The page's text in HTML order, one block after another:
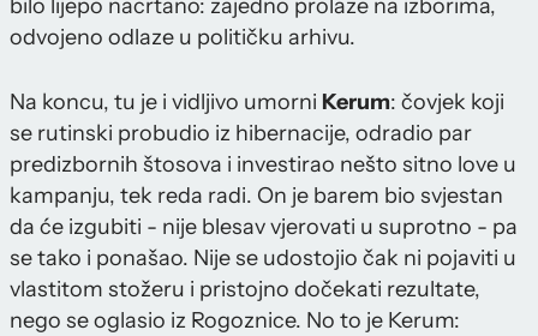
bilo lijepo nacrtano: zajedno prolaze na izborima,
odvojeno odlaze u političku arhivu.
Na koncu, tu je i vidljivo umorni Kerum: čovjek koji
se rutinski probudio iz hibernacije, odradio par
predizbornih štosova i investirao nešto sitno love u
kampanju, tek reda radi. On je barem bio svjestan
da će izgubiti - nije blesav vjerovati u suprotno - pa
se tako i ponašao. Nije se udostojio čak ni pojaviti u
vlastitom stožeru i pristojno dočekati rezultate,
nego se oglasio iz Rogoznice. No to je Kerum: